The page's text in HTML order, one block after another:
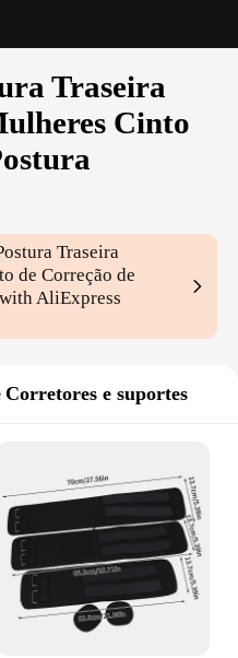
Traseira
Cinto
Traseira
de Correção de
AliExpress
Corretores e suportes